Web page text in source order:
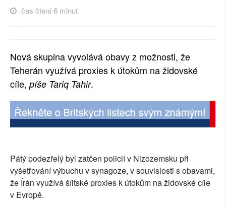
čas čtení 6 minut
Nová skupina vyvolává obavy z možnosti, že
Teherán využívá proxies k útokům na židovské
cíle, píše Tariq Tahir.
Pátý podezřelý byl zatčen policií v Nizozemsku při
vyšetřování výbuchu v synagoze, v souvislosti s obavami,
že Írán využívá šíitské proxies k útokům na židovské cíle
v Evropě.